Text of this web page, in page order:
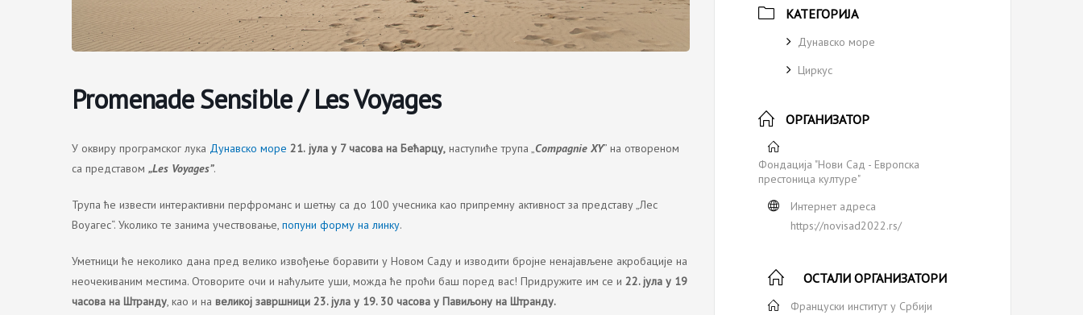
Promenade Sensible / Les Voyages
У оквиру програмског лука Дунавско море 21. јула у 7 часова на Бећарцу, наступиће трупа „ Compagnie XY” на отвореном
са представом „Les Voyages”.
Трупа ће извести интерактивни перфроманс и шетњу са до 100 учесника као припремну активност за представу „Лес
Воyагес“. Уколико те занима учествовање, попуни форму на линку.
Уметници ће неколико дана пред велико извођење боравити у Новом Саду и изводити бројне ненајављене акробације на
неочекиваним местима. Отоворите очи и наћуљите уши, можда ће проћи баш поред вас! Придружите им се и 22. јула у 19
часова на Штранду , као и на великој завршници 23. јула у 19. 30 часова у Павиљону на Штранду.
КАТЕГОРИЈА
Дунавско море
Циркус
ОРГАНИЗАТОР
Фондација "Нови Сaд - Европска
престоница културе"
Интернет адреса
https://novisad2022.rs/
ОСТАЛИ ОРГАНИЗАТОРИ
Француски институт у Србији